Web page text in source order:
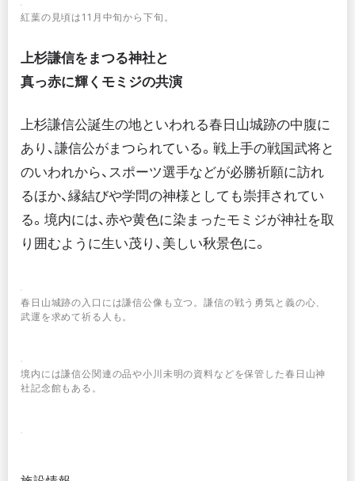
紅葉の見頃は11月中旬から下旬。
上杉謙信をまつる神社と
真っ赤に輝くモミジの共演
上杉謙信公誕生の地といわれる春日山城跡の中腹に
あり、謙信公がまつられている。戦上手の戦国武将と
のいわれから、スポーツ選手などが必勝祈願に訪れ
るほか、縁結びや学問の神様としても崇拝されてい
る。境内には、赤や黄色に染まったモミジが神社を取
り囲むように生い茂り、美しい秋景色に。
春日山城跡の入口には謙信公像も立つ。謙信の戦う勇気と義の心、
武運を求めて祈る人も。
境内には謙信公関連の品や小川未明の資料などを保管した春日山神
社記念館もある。